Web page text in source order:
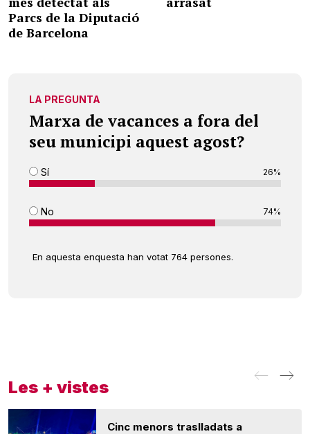
Parcs de la Diputació
de Barcelona
LA PREGUNTA
Marxa de vacances a fora del
seu municipi aquest agost?
Sí 26%
No 74%
En aquesta enquesta han votat 764 persones.
Les + vistes
Cinc menors traslladats a